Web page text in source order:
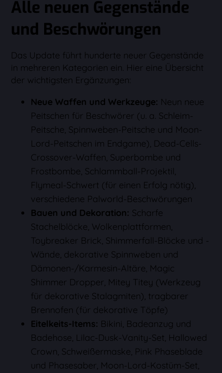
Alle neuen Gegenstände
und Beschwörungen
Das Update führt hunderte neuer Gegenstände
in mehreren Kategorien ein. Hier eine Übersicht
der wichtigsten Ergänzungen:
Neue Waffen und Werkzeuge: Neun neue
Peitschen für Beschwörer (u. a. Schleim-
Peitsche, Spinnweben-Peitsche und Moon-
Lord-Peitschen im Endgame), Dead-Cells-
Crossover-Waffen, Superbombe und
Frostbombe, Schlammball-Projektil,
Flymeal-Schwert (für einen Erfolg nötig),
verschiedene Palworld-Beschwörungen
Bauen und Dekoration: Scharfe
Stachelblöcke, Wolkenplattformen,
Toybreaker Brick, Shimmerfall-Blöcke und -
Wände, dekorative Spinnweben und
Dämonen-/Karmesin-Altäre, Magic
Shimmer Dropper, Mitey Titey (Werkzeug
für dekorative Stalagmiten), tragbarer
Brennofen (für dekorative Töpfe)
Eitelkeits-Items: Bikini, Badeanzug und
Badehose, Lilac-Dusk-Vanity-Set, Hallowed
Crown, Schweißermaske, Pink Phaseblade
und Phasesaber, Moon-Lord-Kostüm-Set,